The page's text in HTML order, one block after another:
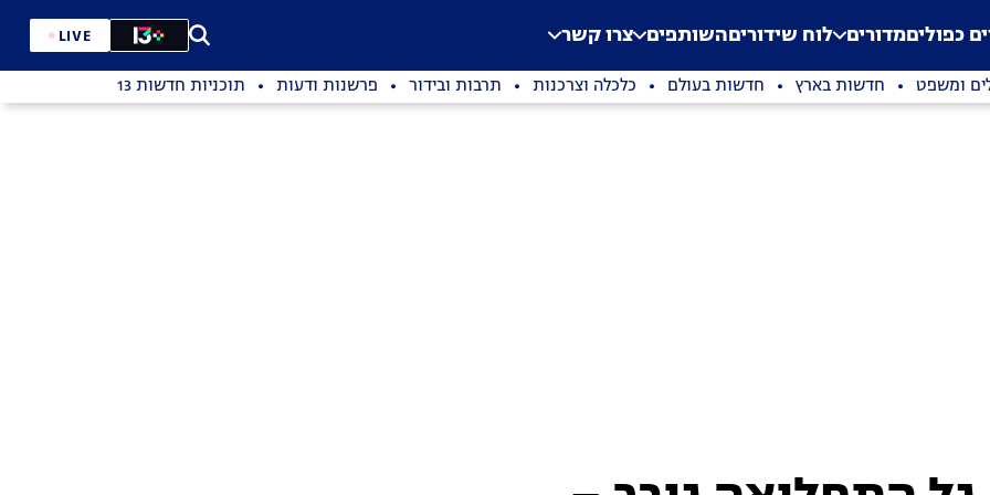
Application error: a
. כפוליםמדורים לוח שידוריםהשותפים צרו קשר LIVE
ומשפט חדשות בארץ חדשות בעולם כלכלה וצרכנות תרבות ובידור פרשנות ודעות תוכניות חדשות 13